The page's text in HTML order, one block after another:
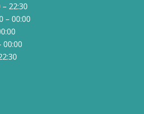
22:30
– 00:00
00:00